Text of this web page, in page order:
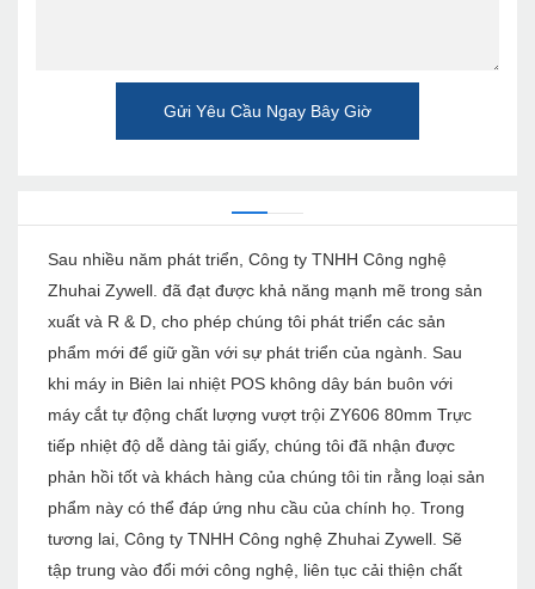
Gửi Yêu Cầu Ngay Bây Giờ
Sau nhiều năm phát triển, Công ty TNHH Công nghệ
Zhuhai Zywell. đã đạt được khả năng mạnh mẽ trong sản
xuất và R & D, cho phép chúng tôi phát triển các sản
phẩm mới để giữ gần với sự phát triển của ngành. Sau
khi máy in Biên lai nhiệt POS không dây bán buôn với
máy cắt tự động chất lượng vượt trội ZY606 80mm Trực
tiếp nhiệt độ dễ dàng tải giấy, chúng tôi đã nhận được
phản hồi tốt và khách hàng của chúng tôi tin rằng loại sản
phẩm này có thể đáp ứng nhu cầu của chính họ. Trong
tương lai, Công ty TNHH Công nghệ Zhuhai Zywell. Sẽ
tập trung vào đổi mới công nghệ, liên tục cải thiện chất